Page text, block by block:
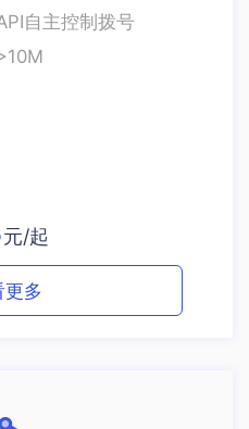
自主控制拨号
元/起
更多